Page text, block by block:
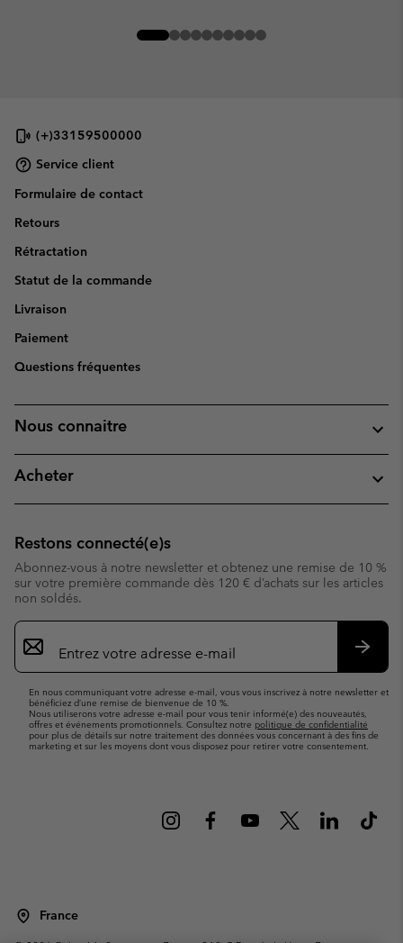
(+)33159500000
Service client
Formulaire de contact
Retours
Rétractation
Statut de la commande
Livraison
Paiement
Questions fréquentes
Nous connaitre
Acheter
Restons connecté(e)s
Abonnez-vous à notre newsletter et obtenez une remise de 10 %
sur votre première commande dès 120 € d’achats sur les articles
non soldés.
Inscription
par
e-
En nous communiquant votre adresse e-mail, vous vous inscrivez à notre newsletter et
bénéficiez d’une remise de bienvenue de 10 %.
Nous utiliserons votre adresse e-mail pour vous tenir informé(e) des nouveautés,
offres et événements promotionnels. Consultez notre politique de confidentialité
pour plus de détails sur notre traitement des données vous concernant à des fins de
marketing et sur les moyens dont vous disposez pour retirer votre consentement.
France